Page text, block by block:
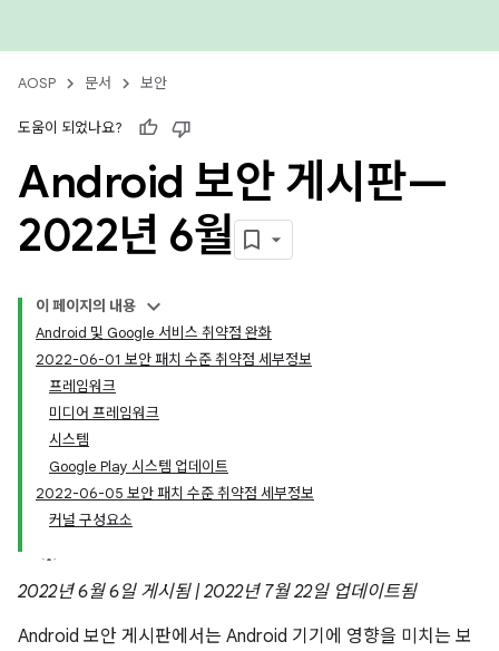
AOSP 문서 보안
도움이 되었나요?
Android 보안 게시판—
2022년 6월
이 페이지의 내용
Android 및 Google 서비스 취약점 완화
2022-06-01 보안 패치 수준 취약점 세부정보
프레임워크
미디어 프레임워크
시스템
Google Play 시스템 업데이트
2022-06-05 보안 패치 수준 취약점 세부정보
커널 구성요소
2022년 6월 6일 게시됨 | 2022년 7월 22일 업데이트됨
Android 보안 게시판에서는 Android 기기에 영향을 미치는 보